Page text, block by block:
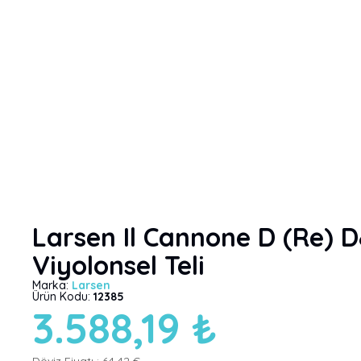
Larsen Il Cannone D (Re)
Viyolonsel Teli
Marka: Larsen
Ürün Kodu: 12385
3.588,19 ₺